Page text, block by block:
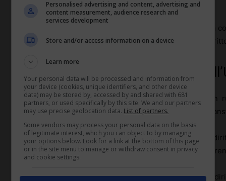
Queste normative lavorano in sinergia per stabilire un
contempo la sovranità dei singoli stati in materia di
Ruolo della Corte di Giustizia
LaCorte di Giustizia dell’Unione Europeagioca un
nell’applicazione delle norme sui contratti di lavoro
Attraverso le sue sentenze, la Corte assicura che il
tutti gli stati membri, risolvendo le disputabilità e
Un aspetto chiave del suo operato è la capacità di
Personalised advertising and content, advertising and
content measurement, audience research and
services development
Store and/or access information on a device
Learn more
Your personal data will be processed and information from
your device (cookies, unique identifiers, and other device
data) may be stored by, accessed by and shared with 681
partners, or used specifically by this site. We and our partners
may use precise geolocation data. List of partners.
Some vendors may process your personal data on the basis
of legitimate interest, which you can object to by managing
your options below. Look for a link at the bottom of this page
or in the site menu to manage or withdraw consent in privacy
and cookie settings.